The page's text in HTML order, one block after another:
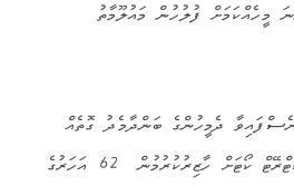
މީހެއްކަމަށް ފުލުހުން މައުލޫމާތު
ދެމީހުންގެ ބަންދާމެދު ގޮތެއް
ނިންމުމަށް ފުވައްމުލަކު މެޖިސްޓްރޭޓް ކޯޓަށް ހާޒިރުކުރުމުން 62 އަހަރުގެ